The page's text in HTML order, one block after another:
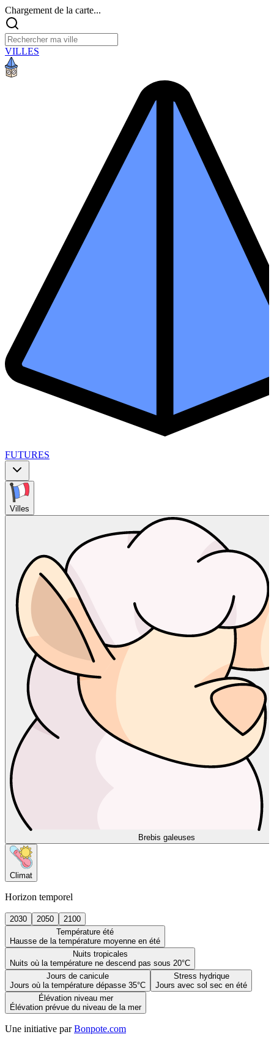
Chargement de la carte...
VILLES
FUTURES
Villes
Brebis galeuses
Climat
Horizon temporel
2030 2050
2100
Température été
Hausse de la température moyenne en été
Nuits tropicales
Nuits où la température ne descend pas sous 20°C
Jours de canicule
Jours où la température dépasse 35°C
Stress hydrique
Jours avec sol sec en été
Élévation niveau mer
Élévation prévue du niveau de la mer
Une initiative par Bonpote.com